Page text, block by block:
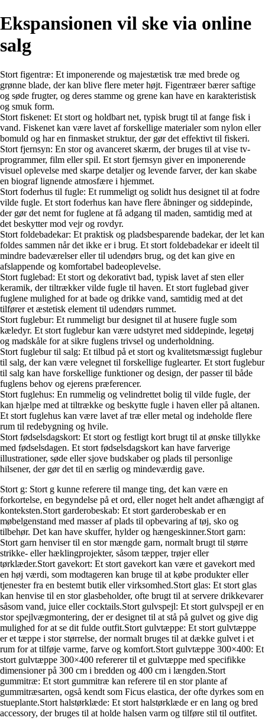
Ekspansionen vil ske via online
salg
Stort figentræ: Et imponerende og majestætisk træ med brede og
grønne blade, der kan blive flere meter højt. Figentræer bærer saftige
og søde frugter, og deres stamme og grene kan have en karakteristisk
og smuk form.
Stort fiskenet: Et stort og holdbart net, typisk brugt til at fange fisk i
vand. Fiskenet kan være lavet af forskellige materialer som nylon eller
bomuld og har en finmasket struktur, der gør det effektivt til fiskeri.
Stort fjernsyn: En stor og avanceret skærm, der bruges til at vise tv-
programmer, film eller spil. Et stort fjernsyn giver en imponerende
visuel oplevelse med skarpe detaljer og levende farver, der kan skabe
en biograf lignende atmosfære i hjemmet.
Stort foderhus til fugle: Et rummeligt og solidt hus designet til at fodre
vilde fugle. Et stort foderhus kan have flere åbninger og siddepinde,
der gør det nemt for fuglene at få adgang til maden, samtidig med at
det beskytter mod vejr og rovdyr.
Stort foldebadekar: Et praktisk og pladsbesparende badekar, der let kan
foldes sammen når det ikke er i brug. Et stort foldebadekar er ideelt til
mindre badeværelser eller til udendørs brug, og det kan give en
afslappende og komfortabel badeoplevelse.
Stort fuglebad: Et stort og dekorativt bad, typisk lavet af sten eller
keramik, der tiltrækker vilde fugle til haven. Et stort fuglebad giver
fuglene mulighed for at bade og drikke vand, samtidig med at det
tilfører et æstetisk element til udendørs rummet.
Stort fuglebur: Et rummeligt bur designet til at husere fugle som
kæledyr. Et stort fuglebur kan være udstyret med siddepinde, legetøj
og madskåle for at sikre fuglens trivsel og underholdning.
Stort fuglebur til salg: Et tilbud på et stort og kvalitetsmæssigt fuglebur
til salg, der kan være velegnet til forskellige fuglearter. Et stort fuglebur
til salg kan have forskellige funktioner og design, der passer til både
fuglens behov og ejerens præferencer.
Stort fuglehus: En rummelig og velindrettet bolig til vilde fugle, der
kan hjælpe med at tiltrække og beskytte fugle i haven eller på altanen.
Et stort fuglehus kan være lavet af træ eller metal og indeholde flere
rum til redebygning og hvile.
Stort fødselsdagskort: Et stort og festligt kort brugt til at ønske tillykke
med fødselsdagen. Et stort fødselsdagskort kan have farverige
illustrationer, søde eller sjove budskaber og plads til personlige
hilsener, der gør det til en særlig og mindeværdig gave.
Stort g: Stort g kunne referere til mange ting, det kan være en
forkortelse, en begyndelse på et ord, eller noget helt andet afhængigt af
konteksten.Stort garderobeskab: Et stort garderobeskab er en
møbelgenstand med masser af plads til opbevaring af tøj, sko og
tilbehør. Det kan have skuffer, hylder og hængeskinner.Stort garn:
Stort garn henviser til en stor mængde garn, normalt brugt til større
strikke- eller hæklingprojekter, såsom tæpper, trøjer eller
tørklæder.Stort gavekort: Et stort gavekort kan være et gavekort med
en høj værdi, som modtageren kan bruge til at købe produkter eller
tjenester fra en bestemt butik eller virksomhed.Stort glas: Et stort glas
kan henvise til en stor glasbeholder, ofte brugt til at servere drikkevarer
såsom vand, juice eller cocktails.Stort gulvspejl: Et stort gulvspejl er en
stor spejlvægmontering, der er designet til at stå på gulvet og give dig
mulighed for at se dit fulde outfit.Stort gulvtæppe: Et stort gulvtæppe
er et tæppe i stor størrelse, der normalt bruges til at dække gulvet i et
rum for at tilføje varme, farve og komfort.Stort gulvtæppe 300×400: Et
stort gulvtæppe 300×400 refererer til et gulvtæppe med specifikke
dimensioner på 300 cm i bredden og 400 cm i længden.Stort
gummitræ: Et stort gummitræ kan referere til en stor plante af
gummitræsarten, også kendt som Ficus elastica, der ofte dyrkes som en
stueplante.Stort halstørklæde: Et stort halstørklæde er en lang og bred
accessory, der bruges til at holde halsen varm og tilføre stil til outfitet.